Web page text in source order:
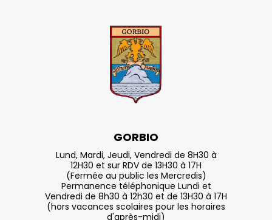
GORBIO
Lund, Mardi, Jeudi, Vendredi de 8H30 à
12H30 et sur RDV de 13H30 à 17H
(Fermée au public les Mercredis)
Permanence téléphonique Lundi et
Vendredi de 8h30 à 12h30 et de 13H30 à 17H
(hors vacances scolaires pour les horaires
d'après-midi)